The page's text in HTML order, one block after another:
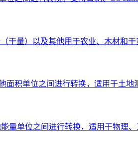
干量）以及其他用于农业、木材和干
积单位之间进行转换，适用于土地
量单位之间进行转换，适用于物理、